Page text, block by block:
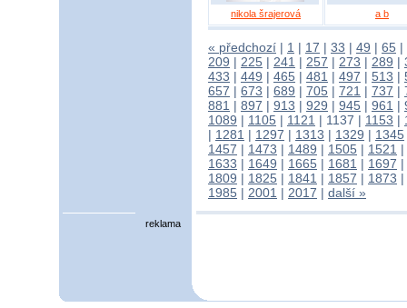
nikola šrajerová a b
« předchozí | 1 | 17 | 33 | 49 | 65 |
209 | 225 | 241 | 257 | 273 | 289 |
433 | 449 | 465 | 481 | 497 | 513 |
657 | 673 | 689 | 705 | 721 | 737 |
881 | 897 | 913 | 929 | 945 | 961 |
1089 | 1105 | 1121 | 1137 | 1153 |
| 1281 | 1297 | 1313 | 1329 | 1345
1457 | 1473 | 1489 | 1505 | 1521 |
1633 | 1649 | 1665 | 1681 | 1697 |
1809 | 1825 | 1841 | 1857 | 1873 |
1985 | 2001 | 2017 | další »
reklama